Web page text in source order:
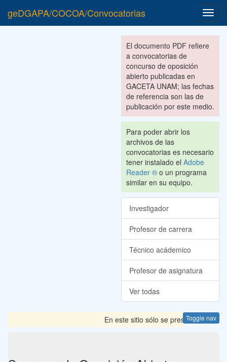
geDGAPA/COCOA/Convocatorias
El documento PDF refiere
a convocatorias de
concurso de oposición
abierto publicadas en
GACETA UNAM; las fechas
de referencia son las de
publicación por este medio.
Para poder abrir los
archivos de las
convocatorias es necesario
tener instalado el Adobe
Reader ® o un programa
similar en su equipo.
Investigador
Profesor de carrera
Técnico acádemico
Profesor de asignatura
Ver todas
Toggle nav
En este sitio sólo se presentan las